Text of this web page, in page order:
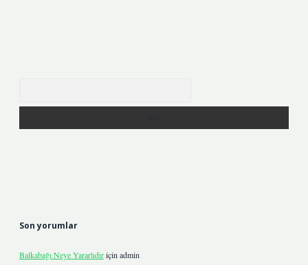
Son yorumlar
Balkabağı Neye Yararlıdıriçin admin